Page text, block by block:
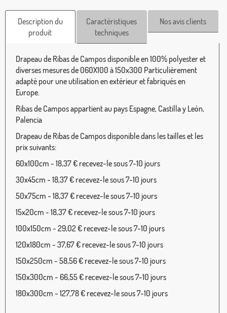
Description du
produit
Caractéristiques
techniques
Nos avis clients
Drapeau de Ribas de Campos disponible en 100% polyester et
diverses mesures de 060X100 à 150x300 Particulièrement
adapté pour une utilisation en extérieur et fabriqués en
Europe.
Ribas de Campos appartient au pays Espagne, Castilla y León,
Palencia
Drapeau de Ribas de Campos disponible dans les tailles et les
prix suivants:
60x100cm - 18,37 € recevez-le sous 7-10 jours
30x45cm - 18,37 € recevez-le sous 7-10 jours
50x75cm - 18,37 € recevez-le sous 7-10 jours
15x20cm - 18,37 € recevez-le sous 7-10 jours
100x150cm - 29,02 € recevez-le sous 7-10 jours
120x180cm - 37,67 € recevez-le sous 7-10 jours
150x250cm - 58,56 € recevez-le sous 7-10 jours
150x300cm - 66,55 € recevez-le sous 7-10 jours
180x300cm - 127,78 € recevez-le sous 7-10 jours